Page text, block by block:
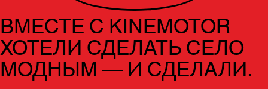
ВМЕСТЕ С KINEMOTOR
ХОТЕЛИ СДЕЛАТЬ СЕЛО
МОДНЫМ — И СДЕЛАЛИ.